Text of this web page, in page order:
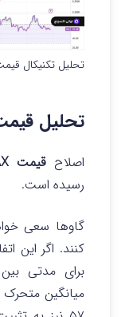
تحلیل تکنیکال قیمت
تحلیل
اصلاحقیمت AVAX
رسیده است.
کنند. اگر این